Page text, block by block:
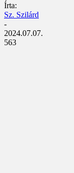
Írta:
Sz. Szilárd
-
2024.07.07.
563